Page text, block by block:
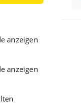
anzeigen
anzeigen